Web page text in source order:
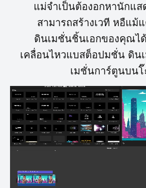
แม่จำเป็นต้องอกหานักแส
สามารถสร้างเวที หอืแม้
ดินเมชั่นชิ้นเอกของคุณไ
เคลื่อนไหวแบสต็อปมชั่น ดิน
เมชั่นการ์ตูนบนโ๊